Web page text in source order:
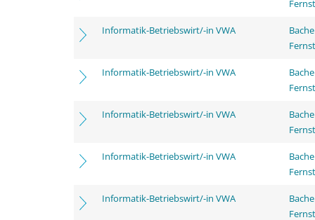
Informatik-Betriebswirt/-in VWA
Informatik-Betriebswirt/-in VWA
Informatik-Betriebswirt/-in VWA
Informatik-Betriebswirt/-in VWA
Informatik-Betriebswirt/-in VWA